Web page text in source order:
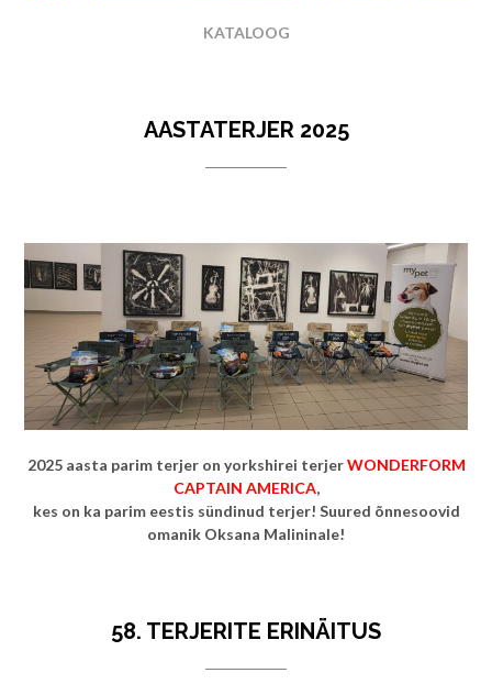
KATALOOG
AASTATERJER 2025
2025 aasta parim terjer on yorkshirei terjer WONDERFORM
CAPTAIN AMERICA,
kes on ka parim eestis sündinud terjer! Suured õnnesoovid
omanik Oksana Malininale!
58. TERJERITE ERINÄITUS